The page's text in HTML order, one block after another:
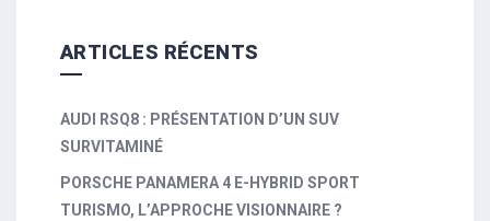
ARTICLES RÉCENTS
AUDI RSQ8 : PRÉSENTATION D’UN SUV
SURVITAMINÉ
PORSCHE PANAMERA 4 E-HYBRID SPORT
TURISMO, L’APPROCHE VISIONNAIRE ?